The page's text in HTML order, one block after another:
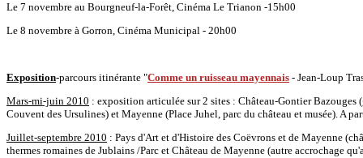
Le 7 novembre au Bourgneuf-la-Forêt, Cinéma Le Trianon -15h00
Le 8 novembre à Gorron, Cinéma Municipal - 20h00
Exposition-parcours itinérante "Comme un ruisseau mayennais - Jean-Loup
Mars-mi-juin 2010 : exposition articulée sur 2 sites : Château-Gontier
Couvent des Ursulines) et Mayenne (Place Juhel, parc du château et musée). A
Juillet-septembre 2010 : Pays d'Art et d'Histoire des Coëvrons et de Mayenne
thermes romaines de Jublains /Parc et Château de Mayenne (autre accrochage